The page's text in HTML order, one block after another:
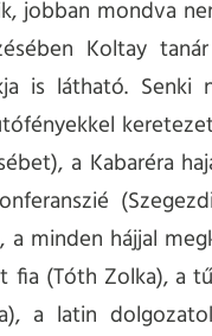
jobban mondva
Koltay
is látható. Senki
a Kabaréra
minden hájjal
fia (Tóth Zolka), a
a latin